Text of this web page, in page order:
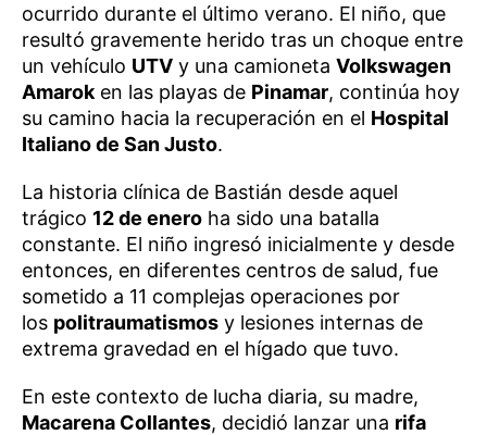
ocurrido durante el último verano. El niño, que
resultó gravemente herido tras un choque entre
un vehículo UTV y una camioneta Volkswagen
Amarok en las playas de Pinamar, continúa hoy
su camino hacia la recuperación en el Hospital
Italiano de San Justo.
La historia clínica de Bastián desde aquel
trágico 12 de enero ha sido una batalla
constante. El niño ingresó inicialmente y desde
entonces, en diferentes centros de salud, fue
sometido a 11 complejas operaciones por
los politraumatismos y lesiones internas de
extrema gravedad en el hígado que tuvo.
En este contexto de lucha diaria, su madre,
Macarena Collantes, decidió lanzar una rifa